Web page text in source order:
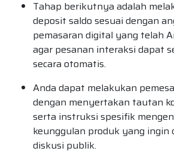
Tahap berikutnya adalah
deposit saldo sesuai dengan
pemasaran digital yang telah
agar pesanan interaksi dapat
secara otomatis.
Anda dapat melakukan
dengan menyertakan tautan
serta instruksi spesifik
keunggulan produk yang ingin
diskusi publik.